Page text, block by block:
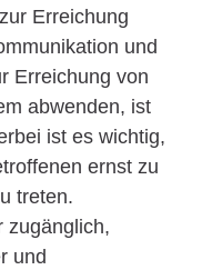
Erreichung
und
Erreichung von
abwenden, ist
ist es wichtig,
ernst zu
treten.
zugänglich,
und